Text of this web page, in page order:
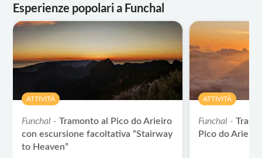
Esperienze popolari a Funchal
ATTIVITÀ
Funchal -Tramonto al Pico do Arieiro
con escursione facoltativa “Stairway
to Heaven”
ATTIVITÀ
Funchal -
Pico do Arieiro